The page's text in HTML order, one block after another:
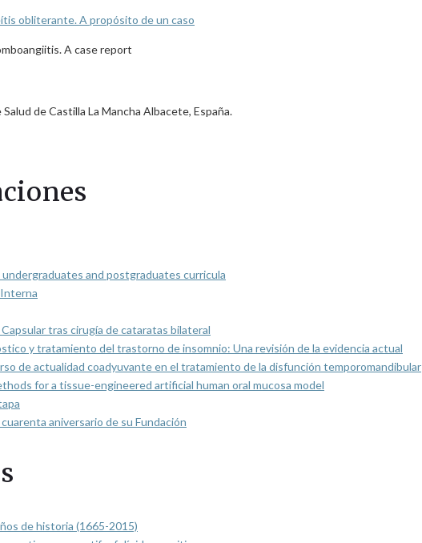
obliterante. A propósito de un caso
A case report
de Castilla La Mancha Albacete, España.
and postgraduates curricula
tras cirugía de cataratas bilateral
y tratamiento del trastorno de insomnio: Una revisión de la evidencia actual
de actualidad coadyuvante en el tratamiento de la disfunción temporomandibular
for a tissue-engineered artificial human oral mucosa model
aniversario de su Fundación
de historia (1665-2015)